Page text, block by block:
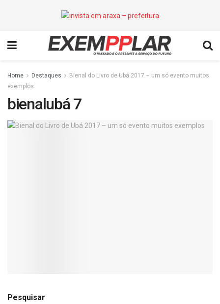
Home Destaques
Bienal do Livro de Ubá 2017 – um só evento muitos
exemplos
bienalubá 7
Pesquisar